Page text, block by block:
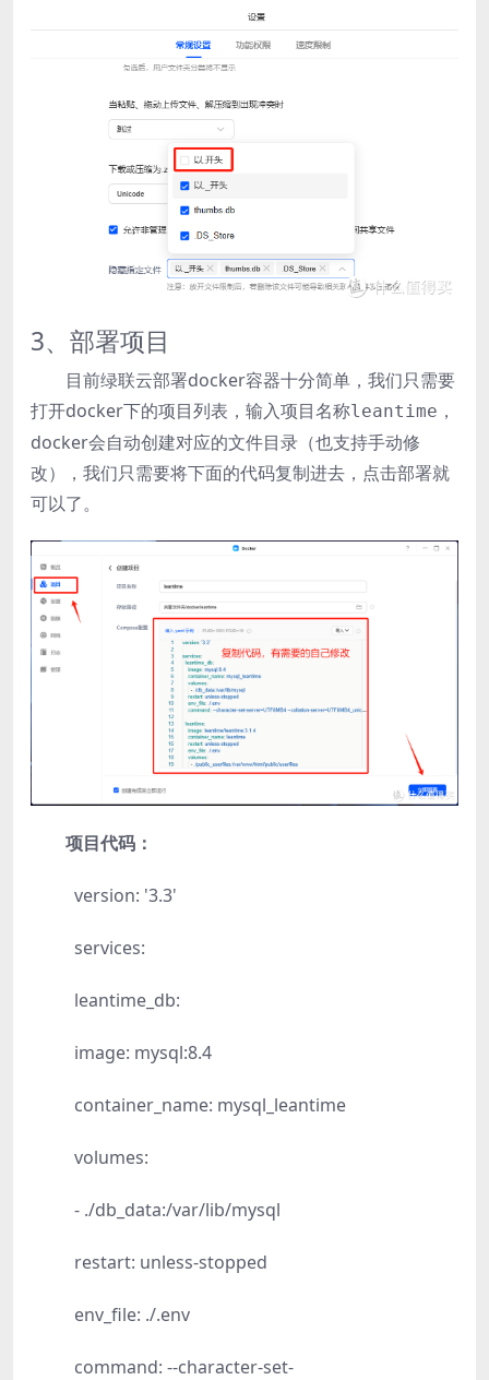
3、部署项目
目前绿联云部署docker容器十分简单，我们只需要
打开docker下的项目列表，输入项目名称leantime ，
docker会自动创建对应的文件目录（也支持手动修
改），我们只需要将下面的代码复制进去，点击部署就
可以了。
项目代码：
version: '3.3'
services:
leantime_db:
image: mysql:8.4
container_name: mysql_leantime
volumes:
- ./db_data:/var/lib/mysql
restart: unless-stopped
env_file: ./.env
command: --character-set-